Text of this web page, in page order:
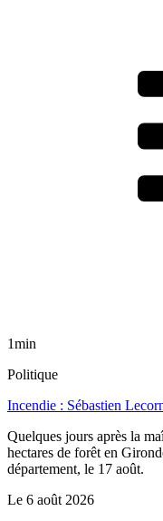
1min
Politique
Incendie : Sébastien
Quelques jours après la
hectares de forêt en
département, le 17 août.
Le 6 août 2026